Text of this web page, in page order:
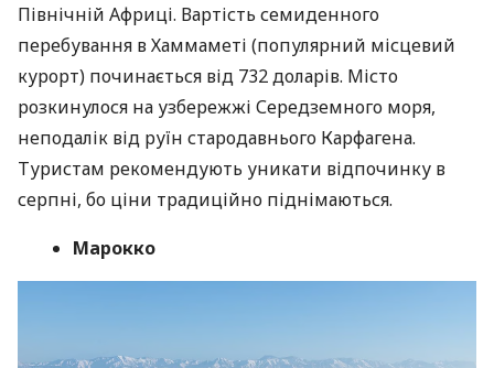
Північній Африці. Вартість семиденного
перебування в Хаммаметі (популярний місцевий
курорт) починається від 732 доларів. Місто
розкинулося на узбережжі Середземного моря,
неподалік від руїн стародавнього Карфагена.
Туристам рекомендують уникати відпочинку в
серпні, бо ціни традиційно піднімаються.
Марокко